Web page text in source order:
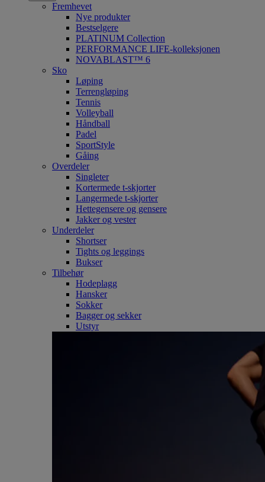
Fremhevet
Nye produkter
Bestselgere
PLATINUM Collection
PERFORMANCE LIFE-kolleksjonen
NOVABLAST™ 6
Sko
Løping
Terrengløping
Tennis
Volleyball
Håndball
Padel
SportStyle
Gåing
Overdeler
Singleter
Kortermede t-skjorter
Langermede t-skjorter
Hettegensere og gensere
Jakker og vester
Underdeler
Shortser
Tights og leggings
Bukser
Tilbehør
Hodeplagg
Hansker
Sokker
Bagger og sekker
Utstyr